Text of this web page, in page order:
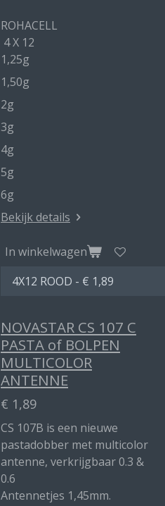
ROHACELL
4 X 12
1,25g
1,50g
2g
3g
4g
5g
6g
Bekijk details
In winkelwagen
NOVASTAR CS 107 C
PASTA of BOLPEN
MULTICOLOR
ANTENNE
€ 1,89
CS 107B is een nieuwe
pastadobber met multicolor
antenne, verkrijgbaar 0.3 &
0.6
Antennetjes 1,45mm.